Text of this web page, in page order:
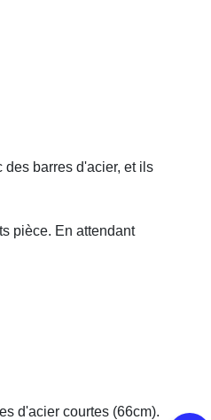
barres d'acier, et ils
pièce. En attendant
d'acier courtes (66cm).